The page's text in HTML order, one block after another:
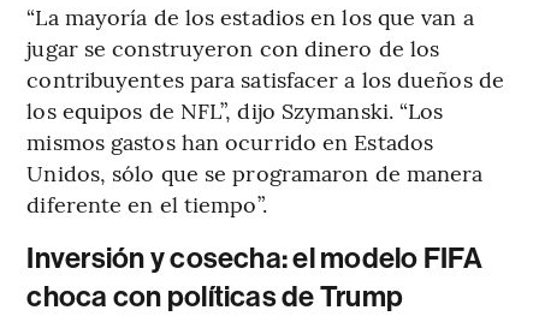
“La mayoría de los estadios en los que van a
jugar se construyeron con dinero de los
contribuyentes para satisfacer a los dueños de
los equipos de NFL”, dijo Szymanski. “Los
mismos gastos han ocurrido en Estados
Unidos, sólo que se programaron de manera
diferente en el tiempo”.
Inversión y cosecha: el modelo FIFA
choca con políticas de Trump